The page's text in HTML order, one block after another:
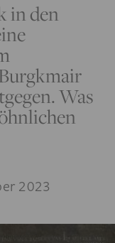
in den
Was
2023